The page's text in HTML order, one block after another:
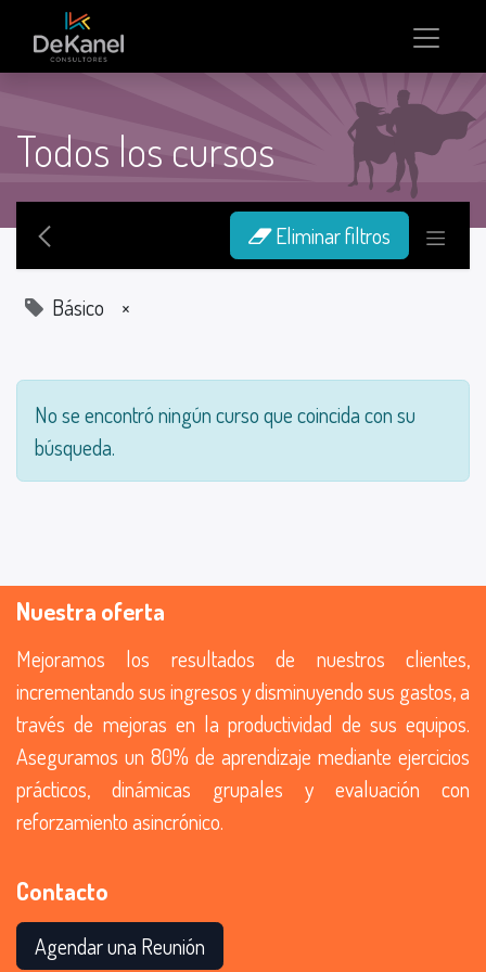
Todos los cursos
Eliminar filtros
Básico ×
No se encontró ningún curso que coincida con su
búsqueda.
Nuestra oferta
Mejoramos los resultados de nuestros clientes,
incrementando sus ingresos y disminuyendo sus gastos, a
través de mejoras en la productividad de sus equipos.
Aseguramos un 80% de aprendizaje mediante ejercicios
prácticos, dinámicas grupales y evaluación con
reforzamiento asincrónico.
Contacto
Agendaruna Reunión